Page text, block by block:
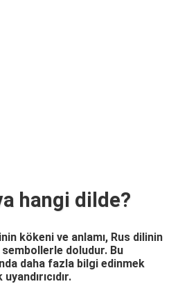
hangi dilde?
kökeni ve anlamı, Rus dilinin
doludur. Bu
daha fazla bilgi edinmek